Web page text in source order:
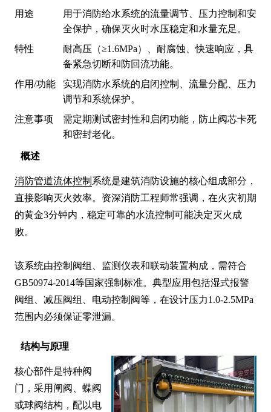
概述
消防管道流体控制 系统是建筑消防设施的核心组成部分，
直接影响灭火效率。资深消防工程师常强调，在火灾初期
的黄金3分钟内，稳定可靠的水流控制可能决定灭火成
败。
该系统由控制阀组、监测仪表和联动装置构成，需符合
GB50974-2014等国家强制标准。典型应用包括湿式报警
阀组、减压阀组、电动控制阀等，在设计压力1.0-2.5MPa
范围内必须保证零泄漏。
结构与原理
核心部件是特种阀
门，采用闸阀、蝶阀
或球阀结构，配以电
用途
用于消防给水系统的流量调节、压力控制和安
全保护，确保灭火时水压稳定和水量充足。
特性
耐高压（≥1.6MPa）、耐腐蚀、快速响应，具
备紧急切断和防回流功能。
作用/功能
实现消防水系统的启闭控制、流量分配、压力
调节和系统保护。
注意事项
需定期测试密封性和启闭功能，防止阀芯卡死
和密封老化。